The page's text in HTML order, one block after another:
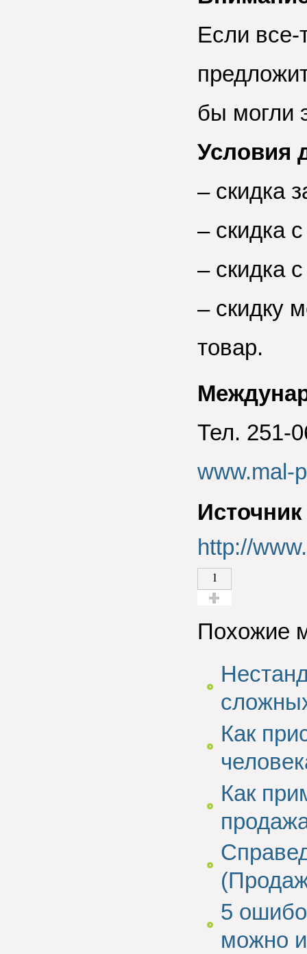
Если все-
бы могли
Условия
– скидка
– скидка
– скидка
– скидку
товар.
Тел. 251-
www.mal-
http://
1
Похожие
Как
Как
5
можно